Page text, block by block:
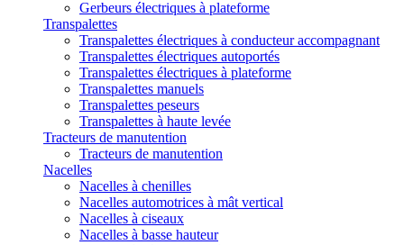
Gerbeurs électriques à plateforme
Transpalettes
Transpalettes électriques à conducteur accompagnant
Transpalettes électriques autoportés
Transpalettes électriques à plateforme
Transpalettes manuels
Transpalettes peseurs
Transpalettes à haute levée
Tracteurs de manutention
Tracteurs de manutention
Nacelles
Nacelles à chenilles
Nacelles automotrices à mât vertical
Nacelles à ciseaux
Nacelles à basse hauteur